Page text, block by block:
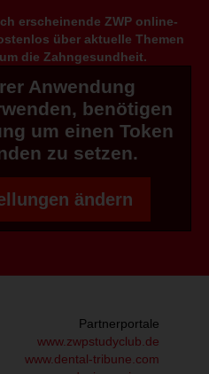
erscheinende ZWP online-
über aktuelle Themen
die Zahngesundheit.
Anwendung
benötigen
um einen Token
zu setzen.
ändern
Partnerportale
www.zwpstudyclub.de
www.dental-tribune.com